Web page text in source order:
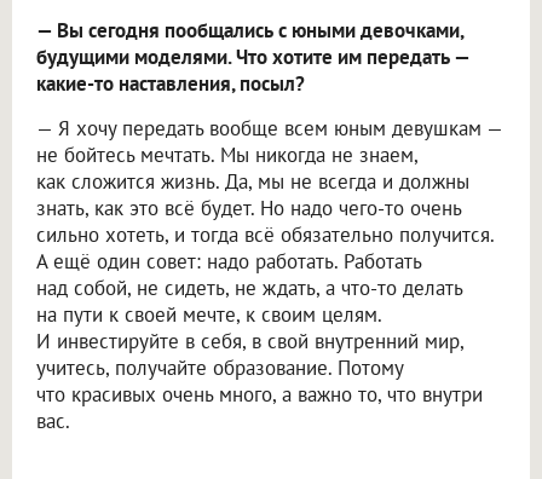
— Вы сегодня пообщались с юными девочками,
будущими моделями. Что хотите им передать —
какие-то наставления, посыл?
— Я хочу передать вообще всем юным девушкам —
не бойтесь мечтать. Мы никогда не знаем,
как сложится жизнь. Да, мы не всегда и должны
знать, как это всё будет. Но надо чего-то очень
сильно хотеть, и тогда всё обязательно получится.
А ещё один совет: надо работать. Работать
над собой, не сидеть, не ждать, а что-то делать
на пути к своей мечте, к своим целям.
И инвестируйте в себя, в свой внутренний мир,
учитесь, получайте образование. Потому
что красивых очень много, а важно то, что внутри
вас.